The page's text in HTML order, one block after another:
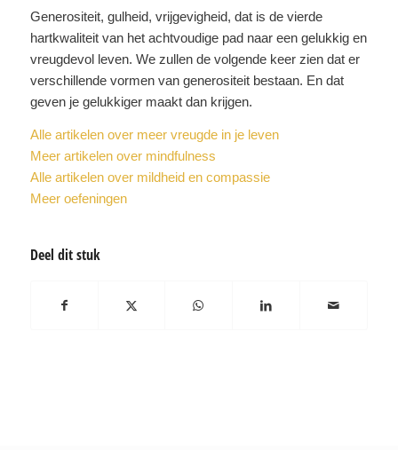
Generositeit, gulheid, vrijgevigheid, dat is de vierde
hartkwaliteit van het achtvoudige pad naar een gelukkig en
vreugdevol leven. We zullen de volgende keer zien dat er
verschillende vormen van generositeit bestaan. En dat
geven je gelukkiger maakt dan krijgen.
Alle artikelen over meer vreugde in je leven
Meer artikelen over mindfulness
Alle artikelen over mildheid en compassie
Meer oefeningen
Deel dit stuk